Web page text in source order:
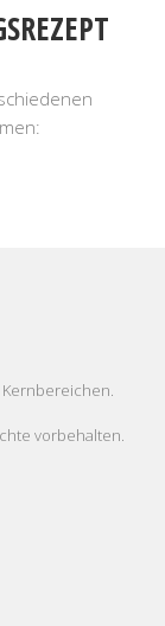
vorbehalten.